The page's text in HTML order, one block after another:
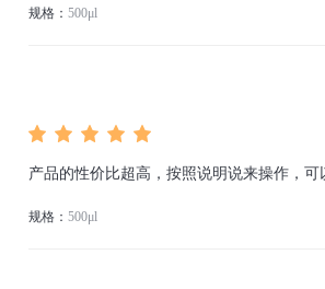
规格： 500μl
产品的性价比超高，按照说明说来操作，可
规格： 500μl